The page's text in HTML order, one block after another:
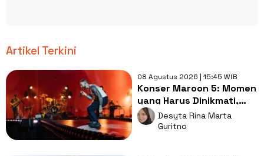
Artikel Terkini
08 Agustus 2026 | 15:45 WIB
Konser Maroon 5: Momen
yang Harus Dinikmati,
Jangan Cuma Direkam!
Desyta Rina Marta
Guritno